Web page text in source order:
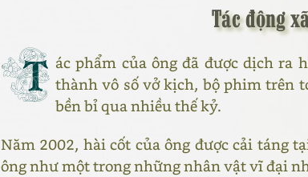
Tác động
T ác phẩm của ông đã được dịch ra
thành vô số vở kịch, bộ phim trên
bền bỉ qua nhiều thế kỷ.
Năm 2002, hài cốt của ông được cải táng
ông như một trong những nhân vật vĩ đại